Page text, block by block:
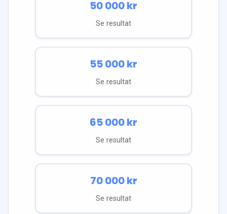
50 000kr
Se resultat
55 000kr
Se resultat
65 000kr
Se resultat
70 000kr
Se resultat